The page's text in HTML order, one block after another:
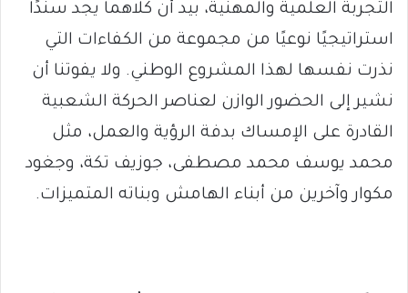
التجربة العلمية والمهنية، بيد أن كلاهما يجد سندًا
استراتيجيًا نوعيًا من مجموعة من الكفاءات التي
نذرت نفسها لهذا المشروع الوطني. ولا يفوتنا أن
نشير إلى الحضور الوازن لعناصر الحركة الشعبية
القادرة على الإمساك بدفة الرؤية والعمل، مثل
محمد يوسف محمد مصطفى، جوزيف تكة، وجغود
مكوار وآخرين من أبناء الهامش وبناته المتميزات.